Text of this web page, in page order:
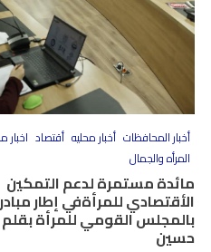
أخبار المحافظات أخبار محليه أقتصاد اخبار
المرأه والجمال
مائدة مستمرة لدعم التمكين
الأقتصادي للمرأةفي إطار
بالمجلس القومي للمرأة بقلم
حسين